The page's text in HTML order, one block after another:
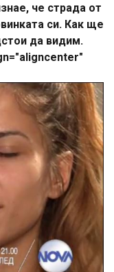
че страда от
си. Как ще
да видим.